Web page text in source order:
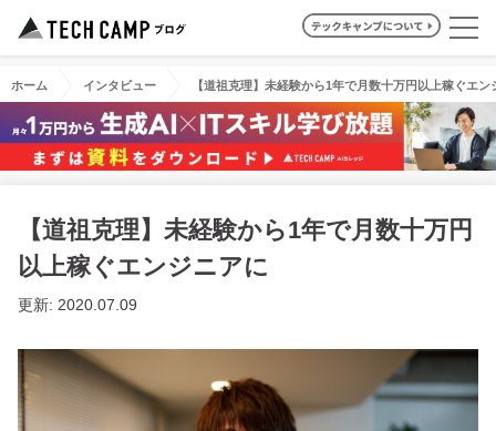
ホーム インタビュー 【道祖克理】未経験から1年で月数十万円以上稼ぐエン
【道祖克理】未経験から1年で月数十万円
以上稼ぐエンジニアに
更新: 2020.07.09